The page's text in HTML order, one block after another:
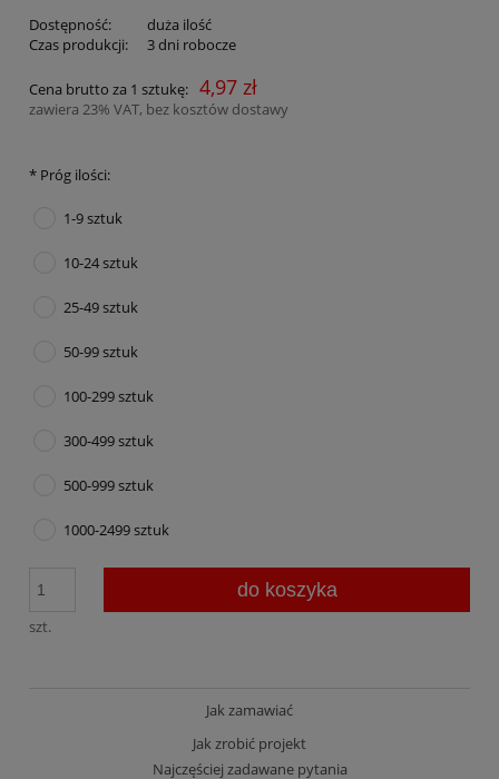
Dostępność:
duża ilość
Czas produkcji:
3 dni robocze
Cena brutto za 1 sztukę: 4,97 zł
zawiera 23% VAT, bez kosztów dostawy
* Próg ilości:
1-9 sztuk
10-24 sztuk
25-49 sztuk
50-99 sztuk
100-299 sztuk
300-499 sztuk
500-999 sztuk
1000-2499 sztuk
szt.
do koszyka
Jak zamawiać
Jak zrobić projekt
Najczęściej zadawane pytania